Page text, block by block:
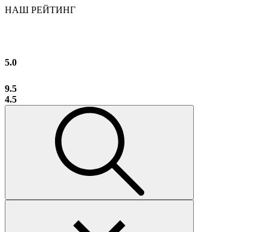
НАШ РЕЙТИНГ
5.0
9.5
4.5